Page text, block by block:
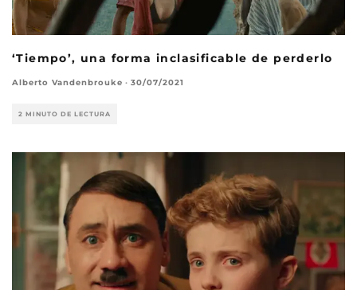
‘Tiempo’, una forma inclasificable de perderlo
Alberto Vandenbrouke · 30/07/2021
2 MINUTO DE LECTURA